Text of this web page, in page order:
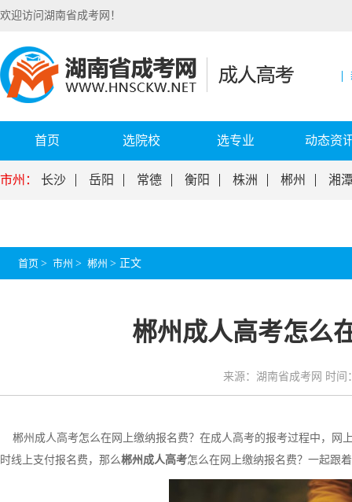
欢迎访问湖南省成考网！
首页 选院校 选专业 动态资
市州： 长沙 岳阳 常德 衡阳 株洲 郴州 湘
首页 > 市州 > 郴州 > 正文
郴州成人高考怎么
来源：湖南省成考网 时间
郴州成人高考怎么在网上缴纳报名费？在成人高考的报考过程中，网
时线上支付报名费，那么郴州成人高考怎么在网上缴纳报名费？一起跟